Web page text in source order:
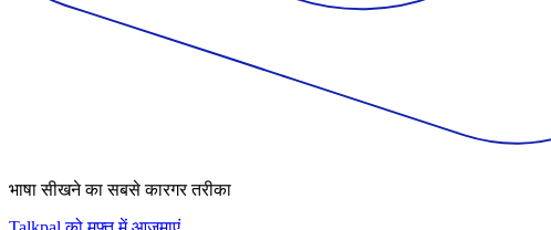
भाषा सीखने का सबसे कारगर तरीका